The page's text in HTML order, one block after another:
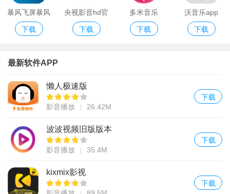
暴风飞屏暴风
影音版
下载
央视影音hd官
方版
下载
多米音乐
下载
沃音乐app
下载
最新软件APP
懒人极速版
影音播放 26.42M
下载
波波视频旧版版本
影音播放 35.4M
下载
kixmix影视
下载